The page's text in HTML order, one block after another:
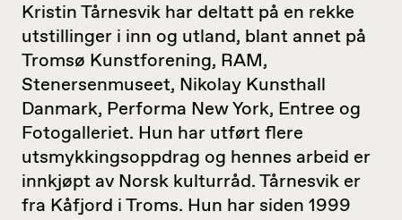
Kristin Tårnesvik har deltatt på en rekke
utstillinger i inn og utland, blant annet på
Tromsø Kunstforening, RAM,
Stenersenmuseet, Nikolay Kunsthall
Danmark, Performa New York, Entree og
Fotogalleriet. Hun har utført flere
utsmykkingsoppdrag og hennes arbeid er
innkjøpt av Norsk kulturråd. Tårnesvik er
fra Kåfjord i Troms. Hun har siden 1999